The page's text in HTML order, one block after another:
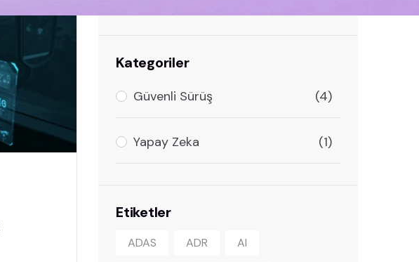
Kategoriler
Güvenli Sürüş (4)
Yapay Zeka (1)
Etiketler
ADAS ADR AI